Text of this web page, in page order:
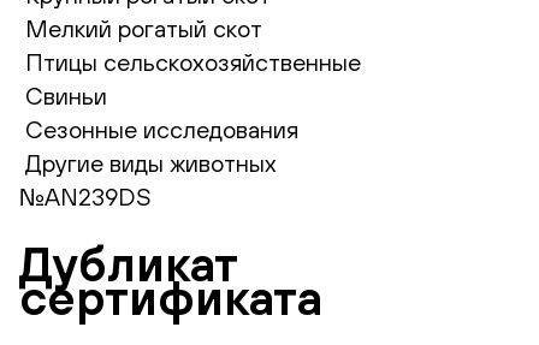
Мелкий рогатый скот
Птицы сельскохозяйственные
Свиньи
Сезонные исследования
Другие виды животных
№AN239DS
Дубликат
сертификата